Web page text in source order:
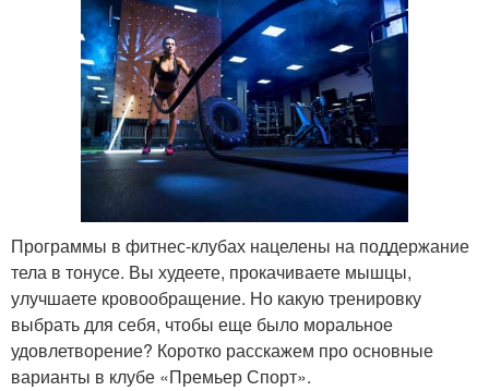
Программы в фитнес-клубах нацелены на поддержание
тела в тонусе. Вы худеете, прокачиваете мышцы,
улучшаете кровообращение. Но какую тренировку
выбрать для себя, чтобы еще было моральное
удовлетворение? Коротко расскажем про основные
варианты в клубе «Премьер Спорт».